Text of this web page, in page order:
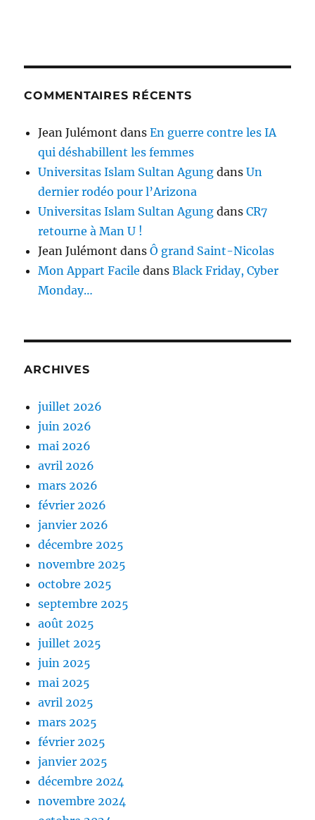
COMMENTAIRES RÉCENTS
Jean Julémont dansEn guerre contre les IA
qui déshabillent les femmes
Universitas Islam Sultan Agung dansUn
dernier rodéo pour l’Arizona
Universitas Islam Sultan Agung dansCR7
retourne à Man U !
Jean Julémont dansÔ grand Saint-Nicolas
Mon Appart Facile dansBlack Friday, Cyber
Monday…
ARCHIVES
juillet 2026
juin 2026
mai 2026
avril 2026
mars 2026
février 2026
janvier 2026
décembre 2025
novembre 2025
octobre 2025
septembre 2025
août 2025
juillet 2025
juin 2025
mai 2025
avril 2025
mars 2025
février 2025
janvier 2025
décembre 2024
novembre 2024